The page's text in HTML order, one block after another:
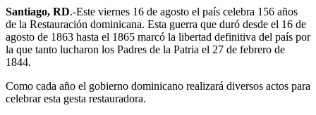
Santiago, RD.-Este viernes 16 de agosto el país celebra 156 años
de la Restauración dominicana. Esta guerra que duró desde el 16 de
agosto de 1863 hasta el 1865 marcó la libertad definitiva del país por
la que tanto lucharon los Padres de la Patria el 27 de febrero de
1844.
Como cada año el gobierno dominicano realizará diversos actos para
celebrar esta gesta restauradora.